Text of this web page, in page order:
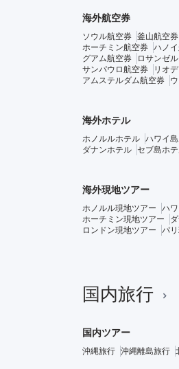
海外航空券
ソウル航空券 釜山航空券
ホーチミン航空券 ハノ
グアム航空券
ロサンゼ
サンパウロ航空券
リオ
アムステルダム航空券
海外ホテル
ホノルルホテル ハワイ
ダナンホテル セブ島ホ
海外現地ツアー
ホノルル現地ツアー ハ
ホーチミン現地ツアー
ロンドン現地ツアー
パ
国内旅行
国内ツアー
沖縄旅行 沖縄離島旅行